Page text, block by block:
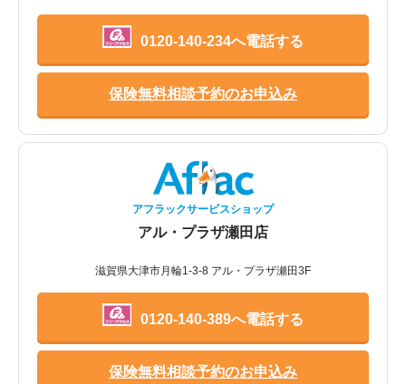
0120-140-234へ電話する
保険無料相談予約のお申込み
アフラックサービスショップ
アル・プラザ瀬田店
滋賀県大津市月輪1-3-8 アル・プラザ瀬田3F
0120-140-389へ電話する
保険無料相談予約のお申込み